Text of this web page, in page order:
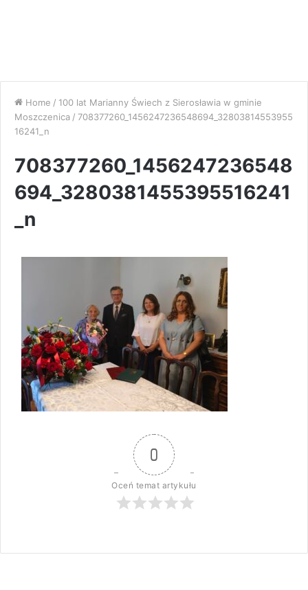
Home / 100 lat Marianny Świech z Sierosławia w gminie
Moszczenica / 708377260_1456247236548694_32803814553955
16241_n
708377260_1456247236548
694_3280381455395516241
_n
0
Oceń temat artykułu